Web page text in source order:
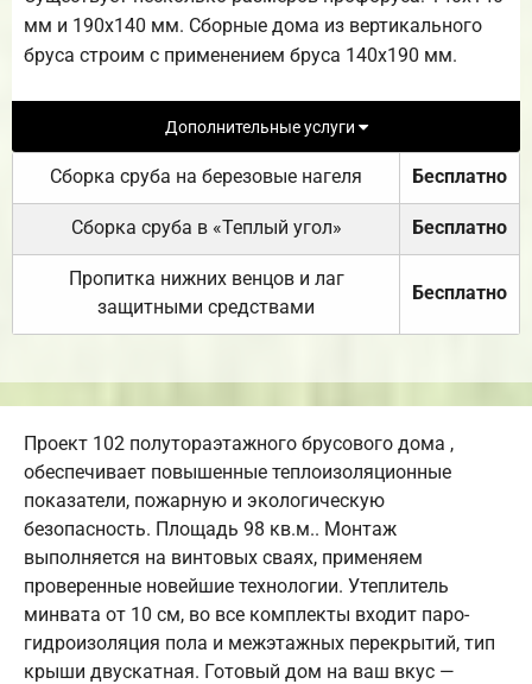
мм и 190х140 мм. Сборные дома из вертикального
бруса строим с применением бруса 140х190 мм.
Дополнительные услуги
Сборка сруба на березовые нагеля Бесплатно
Сборка сруба в «Теплый угол» Бесплатно
Пропитка нижних венцов и лаг
защитными средствами
Бесплатно
Проект 102 полутораэтажного брусового дома ,
обеспечивает повышенные теплоизоляционные
показатели, пожарную и экологическую
безопасность. Площадь 98 кв.м.. Монтаж
выполняется на винтовых сваях, применяем
проверенные новейшие технологии. Утеплитель
минвата от 10 см, во все комплекты входит паро-
гидроизоляция пола и межэтажных перекрытий, тип
крыши двускатная. Готовый дом на ваш вкус —